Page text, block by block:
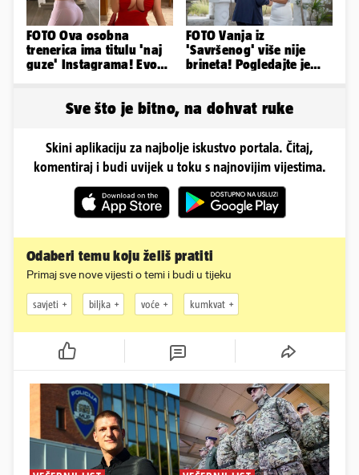
FOTO Ova osobna
trenerica ima titulu 'naj
guze' Instagrama! Evo
FOTO Vanja iz
'Savršenog' više nije
brineta! Pogledajte je
Sve što je bitno, na dohvat ruke
Skini aplikaciju za najbolje iskustvo portala. Čitaj,
komentiraj i budi uvijek u toku s najnovijim vijestima.
Odaberi temu koju želiš pratiti
Primaj sve nove vijesti o temi i budi u tijeku
savjeti biljka voće kumkvat